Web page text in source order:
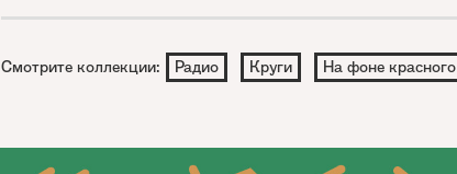
Смотрите коллекции: Радио Круги На фоне красного